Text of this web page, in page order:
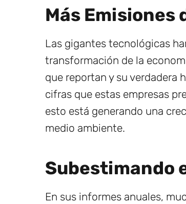
Más Emisiones
Las gigantes tecnológicas
transformación de la
que reportan y su verdadera
cifras que estas empresas
esto está generando una
medio ambiente.
Subestimando
En sus informes anuales,